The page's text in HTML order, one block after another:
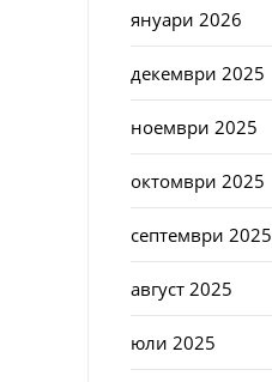
януари 2026
декември 2025
ноември 2025
октомври 2025
септември 2025
август 2025
юли 2025